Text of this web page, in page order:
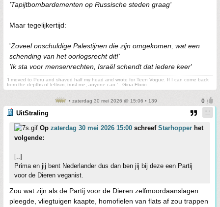
'Tapijtbombardementen op Russische steden graag'
Maar tegelijkertijd:
'Zoveel onschuldige Palestijnen die zijn omgekomen, wat een
schending van het oorlogsrecht dit!'
'Ik sta voor mensenrechten, Israël schendt dat iedere keer'
'I moved to Peru and shaved half my head and wrote for Teen Vogue. If I can come back
from the depths of leftism, trust me, anyone can.' - Gina Florio
• zaterdag 30 mei 2026 @ 15:06 • 139
UitStraling
Op zaterdag 30 mei 2026 15:00 schreef Starhopper het
volgende:
[..]
Prima en jij bent Nederlander dus dan ben jij bij deze een Partij
voor de Dieren veganist.
Zou wat zijn als de Partij voor de Dieren zelfmoordaanslagen
pleegde, vliegtuigen kaapte, homofielen van flats af zou trappen